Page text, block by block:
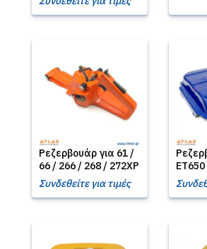
Ρεζερβουάρ για 61 /
66 / 266 / 268 / 272XP
Συνδεθείτε για τιμές